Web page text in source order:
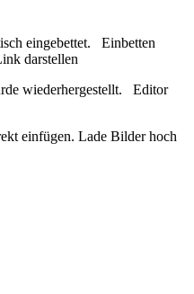
eingebettet. Einbetten
darstellen
wiederhergestellt. Editor
einfügen. Lade Bilder hoch